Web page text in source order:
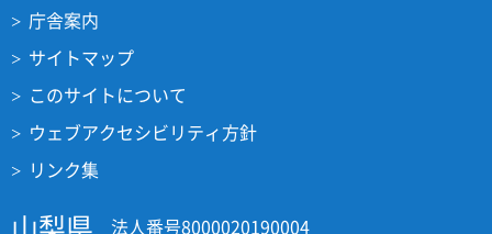
庁舎案内
サイトマップ
このサイトについて
ウェブアクセシビリティ方針
リンク集
法人番号8000020190004